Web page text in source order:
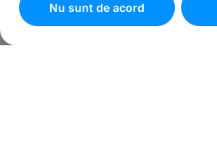
Nu sunt de acord